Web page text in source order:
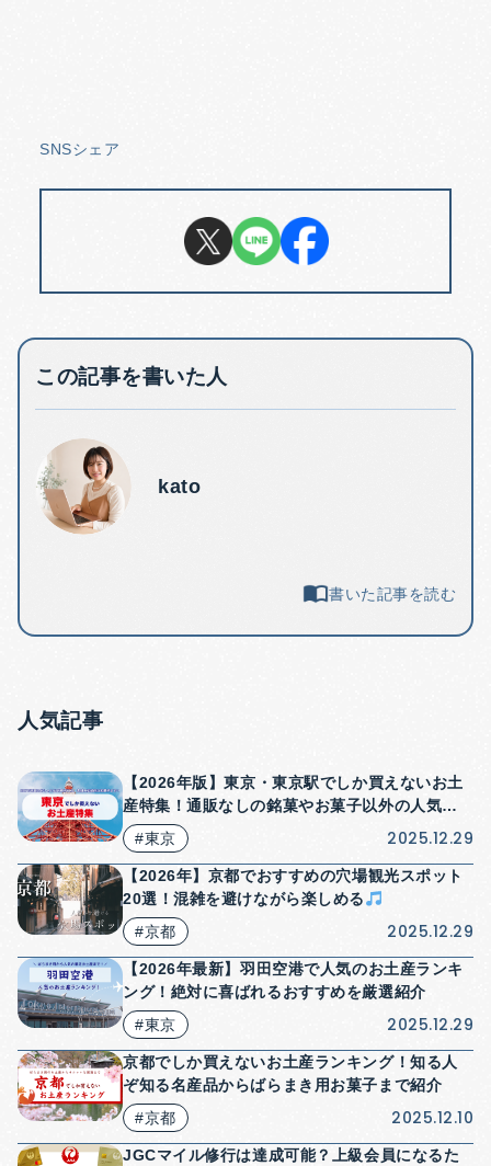
SNSシェア
この記事を書いた人
kato
書いた記事を読む
人気記事
【2026年版】東京・東京駅でしか買えないお土
産特集！通販なしの銘菓やお菓子以外の人気商
品も紹介！
#東京 2025.12.29
【2026年】京都でおすすめの穴場観光スポット
20選！混雑を避けながら楽しめる
#京都
2025.12.29
【2026年最新】羽田空港で人気のお土産ランキ
ング！絶対に喜ばれるおすすめを厳選紹介
#東京
2025.12.29
京都でしか買えないお土産ランキング！知る人
ぞ知る名産品からばらまき用お菓子まで紹介
#京都
2025.12.10
JGCマイル修行は達成可能？上級会員になるた